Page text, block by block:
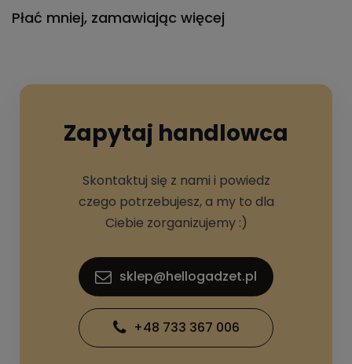
Płać mniej, zamawiając więcej
Zapytaj handlowca
Skontaktuj się z nami i powiedz
czego potrzebujesz, a my to dla
Ciebie zorganizujemy :)
sklep@hellogadzet.pl
+48 733 367 006